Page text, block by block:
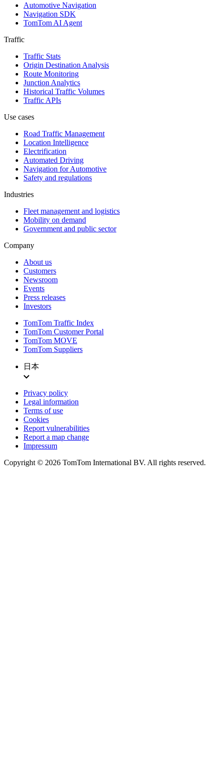
Automotive Navigation
Navigation SDK
TomTom AI Agent
Traffic
Traffic Stats
Origin Destination Analysis
Route Monitoring
Junction Analytics
Historical Traffic Volumes
Traffic APIs
Use cases
Road Traffic Management
Location Intelligence
Electrification
Automated Driving
Navigation for Automotive
Safety and regulations
Industries
Fleet management and logistics
Mobility on demand
Government and public sector
Company
About us
Customers
Newsroom
Events
Press releases
Investors
TomTom Traffic Index
TomTom Customer Portal
TomTom MOVE
TomTom Suppliers
日本
Privacy policy
Legal information
Terms of use
Cookies
Report vulnerabilities
Report a map change
Impressum
Copyright © 2026 TomTom International BV. All rights reserved.